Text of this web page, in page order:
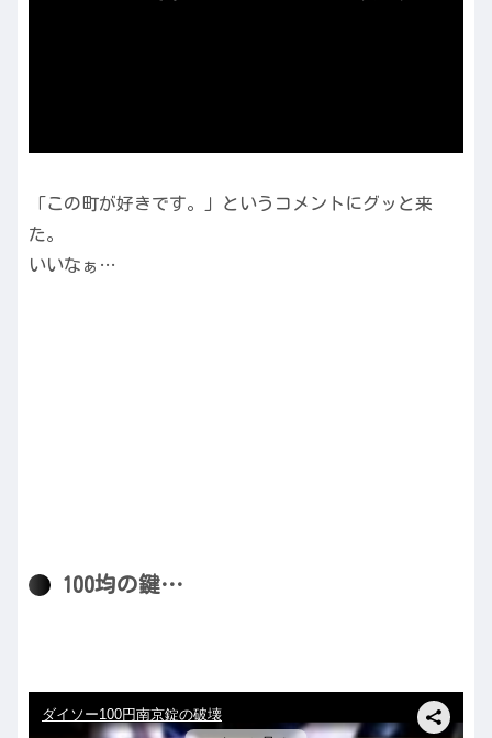
「この町が好きです。」というコメントにグッと来
た。
いいなぁ…
100均の鍵…